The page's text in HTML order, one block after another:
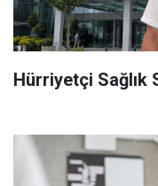
Hürriyetçi Sağlık